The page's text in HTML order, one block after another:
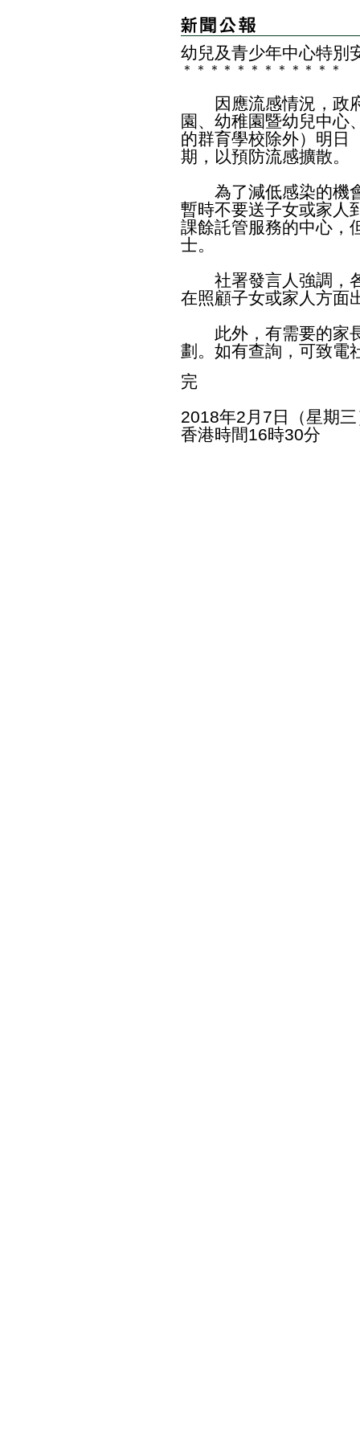
幼兒及青少年中心特別
＊ ＊ ＊ ＊ ＊ ＊ ＊ ＊ ＊ ＊ ＊ ＊
因應流感情況，政府
園、幼稚園暨幼兒中心
的群育學校除外）明日
期，以預防流感擴散。
為了減低感染的機會
暫時不要送子女或家人
課餘託管服務的中心，
士。
社署發言人強調，各
在照顧子女或家人方面
此外，有需要的家長
劃。如有查詢，可致電
完
2018年2月7日（星期
香港時間16時30分